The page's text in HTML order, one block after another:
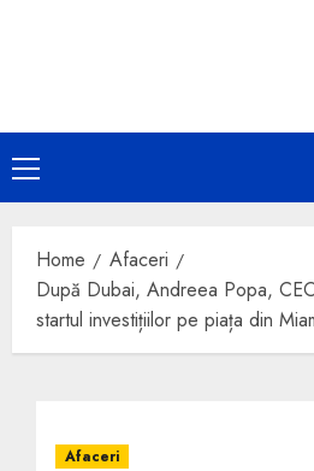
Primary
Menu
Home
Afaceri
După Dubai, Andreea Popa,
startul investițiilor pe piața din
Afaceri